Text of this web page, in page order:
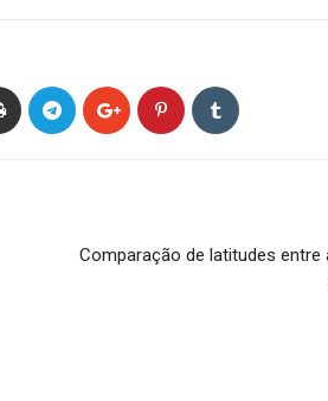
Comparação de latitudes entre